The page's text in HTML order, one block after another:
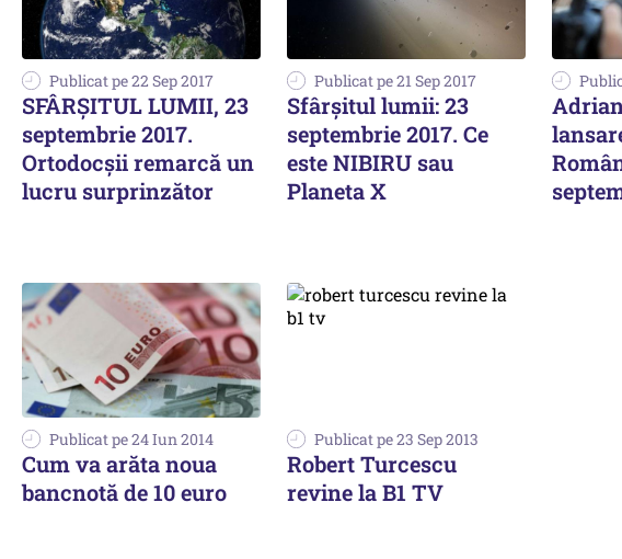
Publicat pe 22 Sep 2017
SFÂRȘITUL LUMII, 23
septembrie 2017.
Ortodocșii remarcă un
lucru surprinzător
Publicat pe 21 Sep 2017
Sfârșitul lumii: 23
septembrie 2017. Ce
este NIBIRU sau
Planeta X
Publicat pe 24 Iun 2014
Cum va arăta noua
bancnotă de 10 euro
Publicat pe 23 Sep 2013
Robert Turcescu
revine la B1 TV